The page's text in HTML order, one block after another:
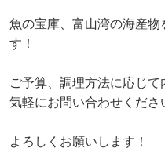
魚の宝庫、富山湾の海産物
す！
ご予算、調理方法に応じ
気軽にお問い合わせくださ
よろしくお願いします！